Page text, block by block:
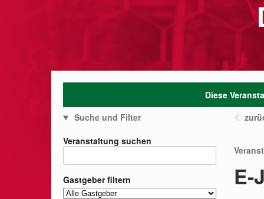
Diese
Suche und Filter
Veranstaltung suchen
Gastgeber filtern E-